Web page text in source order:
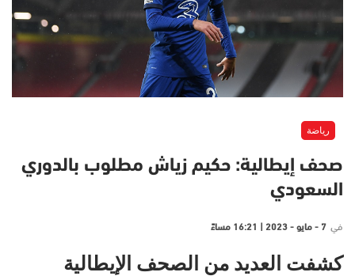
رياضة
صحف إيطالية: حكيم زياش مطلوب بالدوري
السعودي
في 7 - مايو - 2023 | 16:21 مساءً
كشفت العديد من الصحف الإيطالية